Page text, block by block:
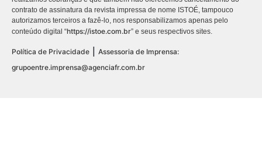
contrato de assinatura da revista impressa de nome ISTOÉ, tampouco
autorizamos terceiros a fazê-lo, nos responsabilizamos apenas pelo
conteúdo digital “https://istoe.com.br” e seus respectivos sites.
Política de Privacidade
Assessoria de Imprensa:
grupoentre.imprensa@agenciafr.com.br